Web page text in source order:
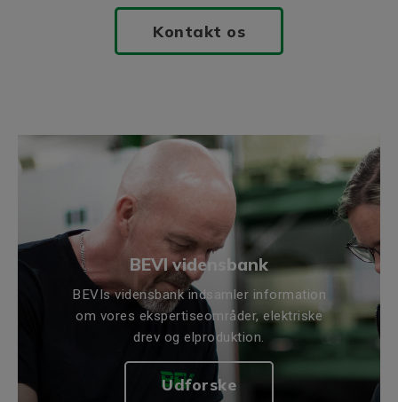
Kontakt os
BEVI vidensbank
BEVIs vidensbank indsamler information
om vores ekspertiseområder, elektriske
drev og elproduktion.
Udforske